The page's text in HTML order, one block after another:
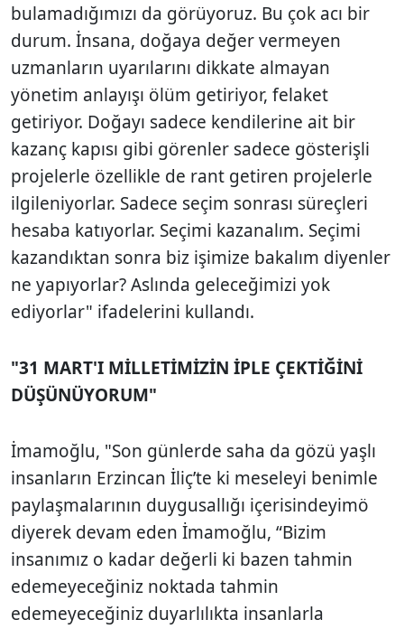
bulamadığımızı da görüyoruz. Bu çok acı bir
durum. İnsana, doğaya değer vermeyen
uzmanların uyarılarını dikkate almayan
yönetim anlayışı ölüm getiriyor, felaket
getiriyor. Doğayı sadece kendilerine ait bir
kazanç kapısı gibi görenler sadece gösterişli
projelerle özellikle de rant getiren projelerle
ilgileniyorlar. Sadece seçim sonrası süreçleri
hesaba katıyorlar. Seçimi kazanalım. Seçimi
kazandıktan sonra biz işimize bakalım diyenler
ne yapıyorlar? Aslında geleceğimizi yok
ediyorlar" ifadelerini kullandı.
"31 MART'I MİLLETİMİZİN İPLE ÇEKTİĞİNİ
DÜŞÜNÜYORUM"
İmamoğlu, "Son günlerde saha da gözü yaşlı
insanların Erzincan İliç’te ki meseleyi benimle
paylaşmalarının duygusallığı içerisindeyimö
diyerek devam eden İmamoğlu, “Bizim
insanımız o kadar değerli ki bazen tahmin
edemeyeceğiniz noktada tahmin
edemeyeceğiniz duyarlılıkta insanlarla